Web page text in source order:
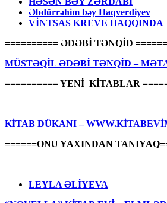
Əbdürrəhim bəy Haqverdiyev
VİNTSAS KREVE HAQQINDA
========== ƏDƏBİ TƏNQİD
MÜSTƏQİL ƏDƏBİ TƏNQİD –
========== YENİ KİTABLAR
KİTAB DÜKANI –
======ONU YAXINDAN
LEYLA ƏLİYEVA